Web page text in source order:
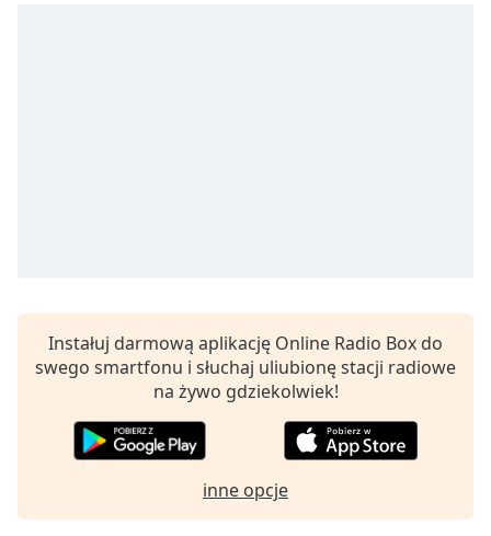
Subtitles
subtitles
settings,
subtitles
settings
off,
Instałuj darmową aplikację Online Radio Box do
swego smartfonu i słuchaj uliubionę stacji radiowe
na żywo gdziekolwiek!
inne opcje